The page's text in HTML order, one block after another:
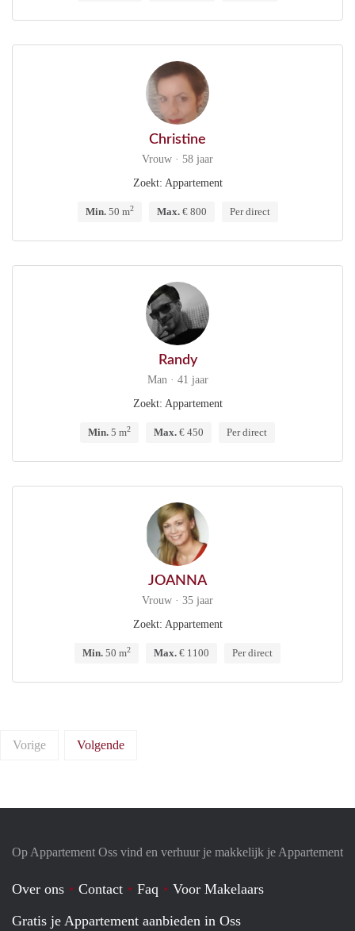
Christine
Vrouw · 58 jaar
Zoekt: Appartement
Min.50 m2 Max.€ 800 Per direct
Randy
Man · 41 jaar
Zoekt: Appartement
Min. 5 m2 Max. € 450 Per direct
JOANNA
Vrouw · 35 jaar
Zoekt: Appartement
Min. 50 m2 Max. € 1100 Per direct
Vorige Volgende
Op Appartement Oss vind en verhuur je makkelijk je Appartement
Over ons Contact Faq
Voor Makelaars
Gratis je Appartement aanbieden in Oss